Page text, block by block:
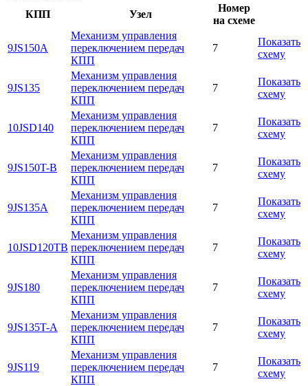
КПП
Узел
Номер
на схеме
9JS150A
Механизм управления
переключением передач
КПП
7
Показать
схему
9JS135
Механизм управления
переключением передач
КПП
7
Показать
схему
10JSD140
Механизм управления
переключением передач
КПП
7
Показать
схему
9JS150T-B
Механизм управления
переключением передач
КПП
7
Показать
схему
9JS135A
Механизм управления
переключением передач
КПП
7
Показать
схему
10JSD120TB
Механизм управления
переключением передач
КПП
7
Показать
схему
9JS180
Механизм управления
переключением передач
КПП
7
Показать
схему
9JS135T-A
Механизм управления
переключением передач
КПП
7
Показать
схему
9JS119
Механизм управления
переключением передач
КПП
7
Показать
схему